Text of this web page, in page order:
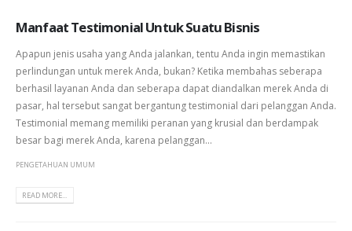
Manfaat Testimonial Untuk Suatu Bisnis
Apapun jenis usaha yang Anda jalankan, tentu Anda ingin memastikan
perlindungan untuk merek Anda, bukan? Ketika membahas seberapa
berhasil layanan Anda dan seberapa dapat diandalkan merek Anda di
pasar, hal tersebut sangat bergantung testimonial dari pelanggan Anda.
Testimonial memang memiliki peranan yang krusial dan berdampak
besar bagi merek Anda, karena pelanggan...
PENGETAHUAN UMUM
READ MORE...